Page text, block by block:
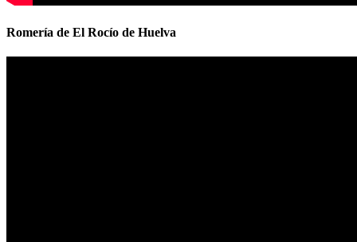
Romería de El Rocío de Huelva